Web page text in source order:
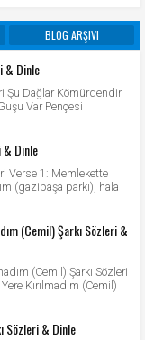
BLOG ARŞIVI
& Dinle
Şu Dağlar Kömürdendir
Var Pençesi
& Dinle
Verse 1: Memlekette
(gazipaşa parkı), hala
(Cemil) Şarkı Sözleri &
(Cemil) Şarkı Sözleri
Kırılmadım (Cemil)
Sözleri & Dinle